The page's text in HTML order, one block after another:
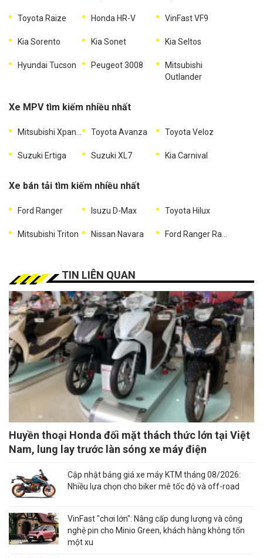
Toyota Raize Honda HR-V VinFast VF9
Kia Sorento Kia Sonet Kia Seltos
Hyundai Tucson Peugeot 3008
Mitsubishi
Outlander
Xe MPV tìm kiếm nhiều nhất
Toyota Avanza Toyota Veloz
Suzuki Ertiga Suzuki XL7 Kia Carnival
Xe bán tải tìm kiếm nhiều nhất
Ford Ranger Isuzu D-Max Toyota Hilux
Mitsubishi Triton Nissan Navara
TIN LIÊN QUAN
Huyền thoại Honda đối mặt thách thức lớn tại Việt
Nam, lung lay trước làn sóng xe máy điện
Cập nhật bảng giá xe máy KTM tháng 08/2026:
Nhiều lựa chọn cho biker mê tốc độ và off-road
VinFast "chơi lớn": Nâng cấp dung lượng và công
nghệ pin cho Minio Green, khách hàng không tốn
một xu